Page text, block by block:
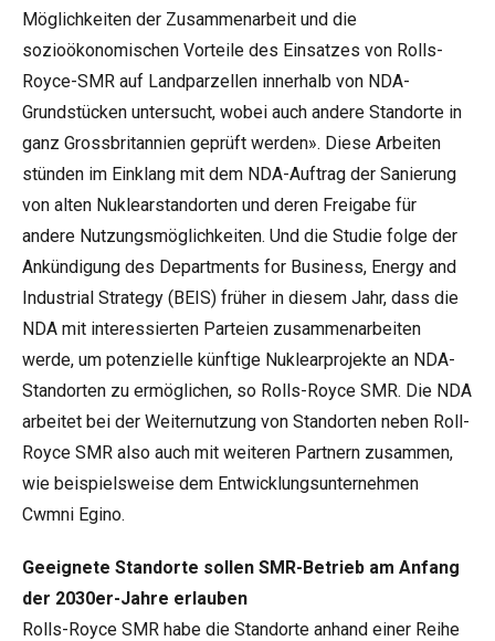
Möglichkeiten der Zusammenarbeit und die
sozioökonomischen Vorteile des Einsatzes von Rolls-
Royce-SMR auf Landparzellen innerhalb von NDA-
Grundstücken untersucht, wobei auch andere Standorte in
ganz Grossbritannien geprüft werden». Diese Arbeiten
stünden im Einklang mit dem NDA-Auftrag der Sanierung
von alten Nuklearstandorten und deren Freigabe für
andere Nutzungsmöglichkeiten. Und die Studie folge der
Ankündigung des Departments for Business, Energy and
Industrial Strategy (BEIS) früher in diesem Jahr, dass die
NDA mit interessierten Parteien zusammenarbeiten
werde, um potenzielle künftige Nuklearprojekte an NDA-
Standorten zu ermöglichen, so Rolls-Royce SMR. Die NDA
arbeitet bei der Weiternutzung von Standorten neben Roll-
Royce SMR also auch mit weiteren Partnern zusammen,
wie beispielsweise dem Entwicklungsunternehmen
Cwmni Egino.
Geeignete Standorte sollen SMR-Betrieb am Anfang
der 2030er-Jahre erlauben
Rolls-Royce SMR habe die Standorte anhand einer Reihe